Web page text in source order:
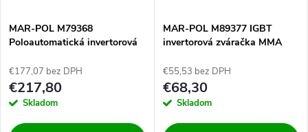
o
v
v
MAR-POL M79368
Poloautomatická invertorová
TIG, 250A, Synergy ALU
€177,07 bez DPH
€217,80
Skladom
MAR-POL M89377 IGBT
invertorová zváračka MMA
€55,53 bez DPH
€68,30
Skladom